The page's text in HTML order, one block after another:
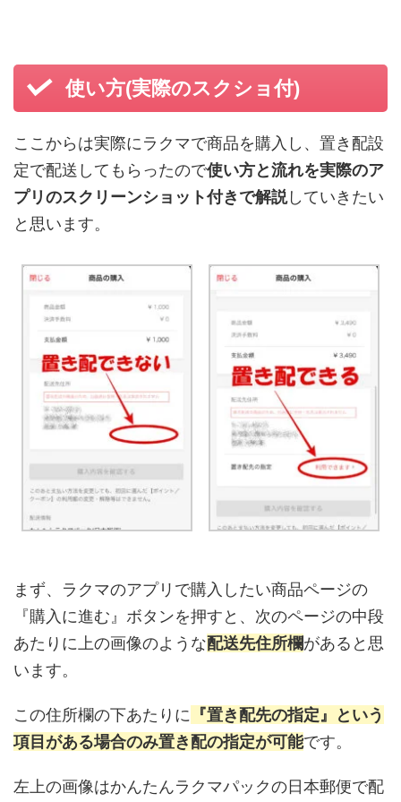
使い方(実際のスクショ付)
ここからは実際にラクマで商品を購入し、置き配設
定で配送してもらったので使い方と流れを実際のア
プリのスクリーンショット付きで解説していきたい
と思います。
まず、ラクマのアプリで購入したい商品ページの
『購入に進む』ボタンを押すと、次のページの中段
あたりに上の画像のような配送先住所欄があると思
います。
この住所欄の下あたりに 『置き配先の指定』という
項目がある場合のみ置き配の指定が可能です。
左上の画像はかんたんラクマパックの日本郵便で配